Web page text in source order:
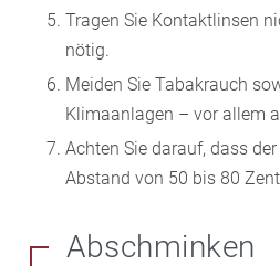
Tragen Sie Kontaktlinsen
nötig.
Meiden Sie Tabakrauch
Klimaanlagen – vor allem
Achten Sie darauf, dass
Abstand von 50 bis 80
Abschminken